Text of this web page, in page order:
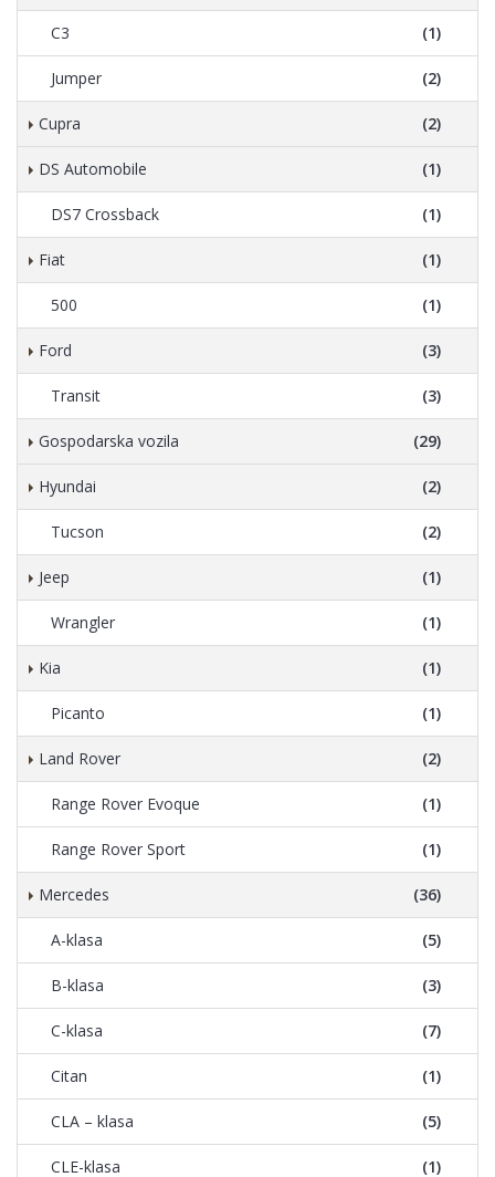
C3 (1)
Jumper (2)
Cupra (2)
DS Automobile (1)
DS7 Crossback (1)
Fiat (1)
500 (1)
Ford (3)
Transit (3)
Gospodarska vozila (29)
Hyundai (2)
Tucson (2)
Jeep (1)
Wrangler (1)
Kia (1)
Picanto (1)
Land Rover (2)
Range Rover Evoque (1)
Range Rover Sport (1)
Mercedes (36)
A-klasa (5)
B-klasa (3)
C-klasa (7)
Citan (1)
CLA – klasa (5)
CLE-klasa (1)